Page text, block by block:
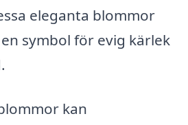
eleganta blommor
symbol för evig kärlek
kan